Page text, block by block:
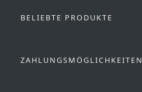
BELIEBTE PRODUKTE
ZAHLUNGSMÖGLICHKEITEN